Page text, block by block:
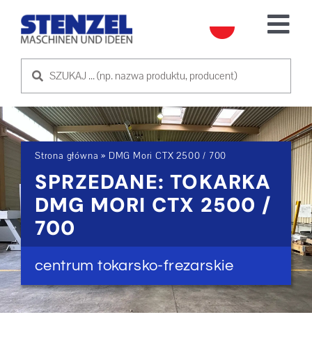
UŻYWANE MASZYNY
SPRZEDAM MASZYNĘ
USŁUGA
O NAS
SKONTAKTUJ SIĘ Z NAMI
Strona główna » DMG Mori CTX 2500 / 700
SPRZEDANE: TOKARKA
DMG MORI CTX 2500 /
700
centrum tokarsko-frezarskie